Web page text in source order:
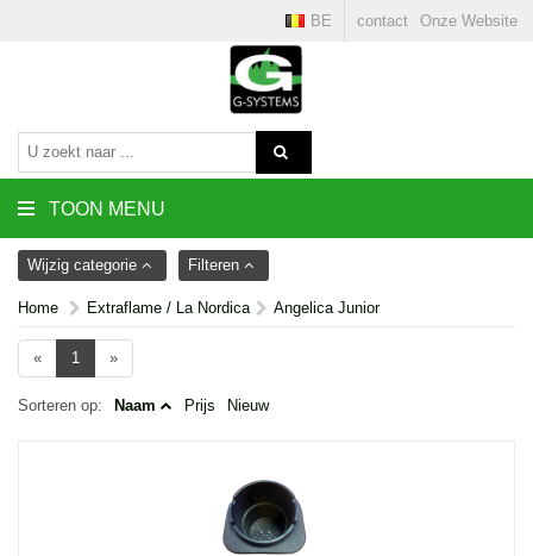
contact Onze Website
BE
TOON MENU
Wijzig categorie Filteren
Home Extraflame / La Nordica Angelica Junior
« 1 »
Sorteren op: Naam Prijs Nieuw